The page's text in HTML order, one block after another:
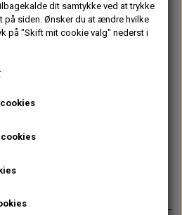
-
- Til
kr.
dit samtykke ved at trykke
på siden. Ønsker du at ændre hvilke
på "Skift mit cookie valg" nederst i